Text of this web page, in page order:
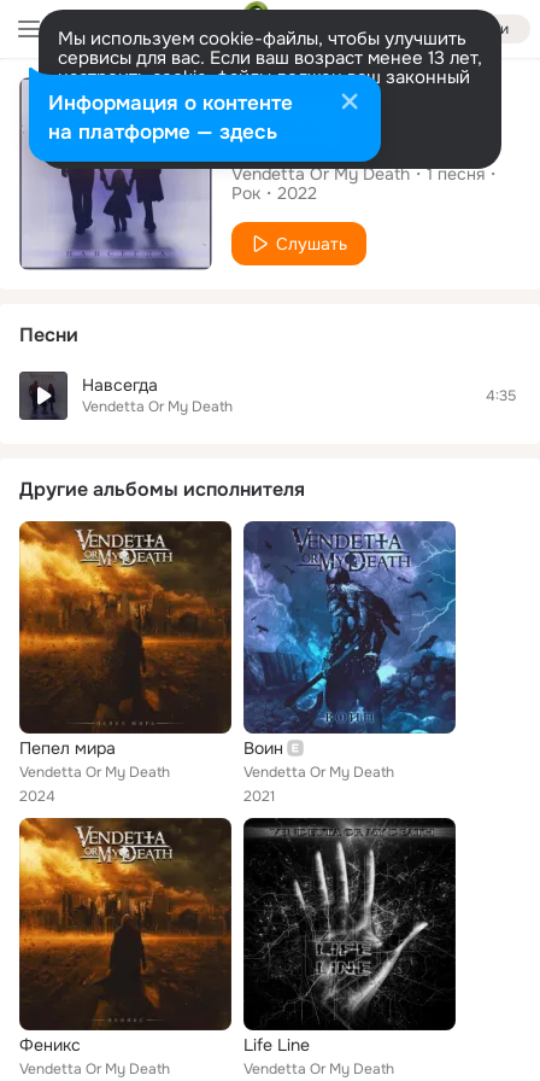
Войти
Мы используем cookie-файлы, чтобы улучшить
сервисы для вас. Если ваш возраст менее 13 лет,
настроить cookie-файлы должен ваш законный
представитель. Больше информации
Разрешить все Настроить
Сингл
Навсегда
Vendetta Or My Death 1песня
Рок
2022
Слушать
Песни
Навсегда
Vendetta Or My Death
4:35
Другие альбомы исполнителя
Пепел мира
Vendetta Or My Death
2024
Воин
Vendetta Or My Death
2021
Феникс
Vendetta Or My Death
Life Line
Vendetta Or My Death
Информация о контенте
на платформе — здесь